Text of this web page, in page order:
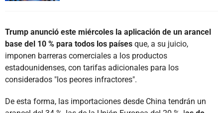
Trump anunció este miércoles la aplicación de un arancel
base del 10 % para todos los países que, a su juicio,
imponen barreras comerciales a los productos
estadounidenses, con tarifas adicionales para los
considerados "los peores infractores".
De esta forma, las importaciones desde China tendrán un